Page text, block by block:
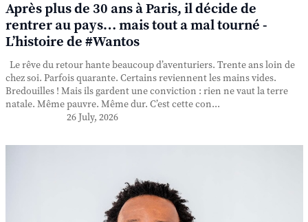
Après plus de 30 ans à Paris, il décide de
rentrer au pays… mais tout a mal tourné -
L’histoire de #Wantos
Le rêve du retour hante beaucoup d’aventuriers. Trente ans loin de
chez soi. Parfois quarante. Certains reviennent les mains vides.
Bredouilles ! Mais ils gardent une conviction : rien ne vaut la terre
natale. Même pauvre. Même dur. C’est cette con...
26 July, 2026